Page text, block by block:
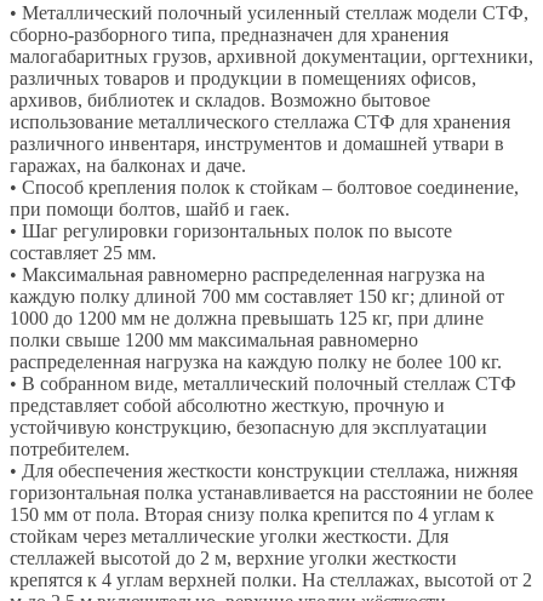
• Металлический полочный усиленный стеллаж модели СТФ,
сборно-разборного типа, предназначен для хранения
малогабаритных грузов, архивной документации, оргтехники,
различных товаров и продукции в помещениях офисов,
архивов, библиотек и складов. Возможно бытовое
использование металлического стеллажа СТФ для хранения
различного инвентаря, инструментов и домашней утвари в
гаражах, на балконах и даче.
• Способ крепления полок к стойкам – болтовое соединение,
при помощи болтов, шайб и гаек.
• Шаг регулировки горизонтальных полок по высоте
составляет 25 мм.
• Максимальная равномерно распределенная нагрузка на
каждую полку длиной 700 мм составляет 150 кг; длиной от
1000 до 1200 мм не должна превышать 125 кг, при длине
полки свыше 1200 мм максимальная равномерно
распределенная нагрузка на каждую полку не более 100 кг.
• В собранном виде, металлический полочный стеллаж СТФ
представляет собой абсолютно жесткую, прочную и
устойчивую конструкцию, безопасную для эксплуатации
потребителем.
• Для обеспечения жесткости конструкции стеллажа, нижняя
горизонтальная полка устанавливается на расстоянии не более
150 мм от пола. Вторая снизу полка крепится по 4 углам к
стойкам через металлические уголки жесткости. Для
стеллажей высотой до 2 м, верхние уголки жесткости
крепятся к 4 углам верхней полки. На стеллажах, высотой от 2